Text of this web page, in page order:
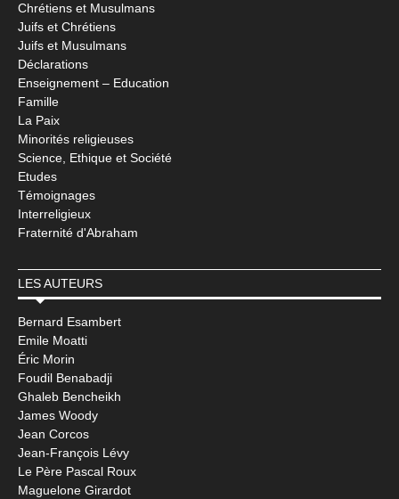
Chrétiens et Musulmans
Juifs et Chrétiens
Juifs et Musulmans
Déclarations
Enseignement – Education
Famille
La Paix
Minorités religieuses
Science, Ethique et Société
Etudes
Témoignages
Interreligieux
Fraternité d'Abraham
LES AUTEURS
Bernard Esambert
Emile Moatti
Éric Morin
Foudil Benabadji
Ghaleb Bencheikh
James Woody
Jean Corcos
Jean-François Lévy
Le Père Pascal Roux
Maguelone Girardot